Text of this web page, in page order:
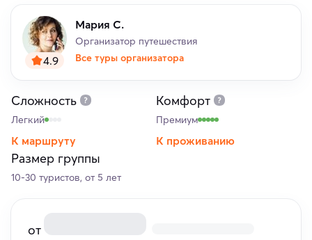
4.9
Мария С.
Организатор путешествия
Все туры организатора
Сложность
Легкий
К маршруту
Комфорт
Премиум
К проживанию
Размер группы
10-30 туристов, от 5 лет
от